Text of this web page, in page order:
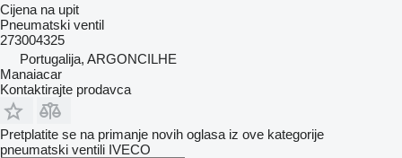
Cijena na upit
Pneumatski ventil
273004325
Portugalija, ARGONCILHE
Manaiacar
Kontaktirajte prodavca
Pretplatite se na primanje novih oglasa iz ove kategorije
pneumatski ventili IVECO